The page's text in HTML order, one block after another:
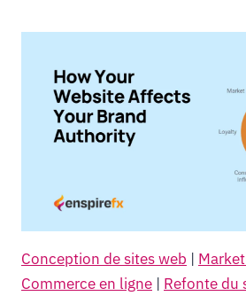
Conception de sites web |
Commerce en ligne | Refonte du